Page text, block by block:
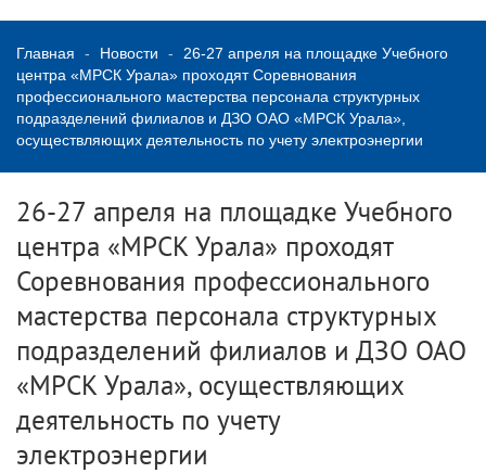
Главная Новости
26-27 апреля на площадке Учебного
центра «МРСК Урала» проходят Соревнования
профессионального мастерства персонала структурных
подразделений филиалов и ДЗО ОАО «МРСК Урала»,
осуществляющих деятельность по учету электроэнергии
26-27 апреля на площадке Учебного
центра «МРСК Урала» проходят
Соревнования профессионального
мастерства персонала структурных
подразделений филиалов и ДЗО ОАО
«МРСК Урала», осуществляющих
деятельность по учету
электроэнергии